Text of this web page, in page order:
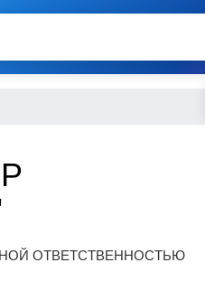
ОТВЕТСТВЕННОСТЬЮ